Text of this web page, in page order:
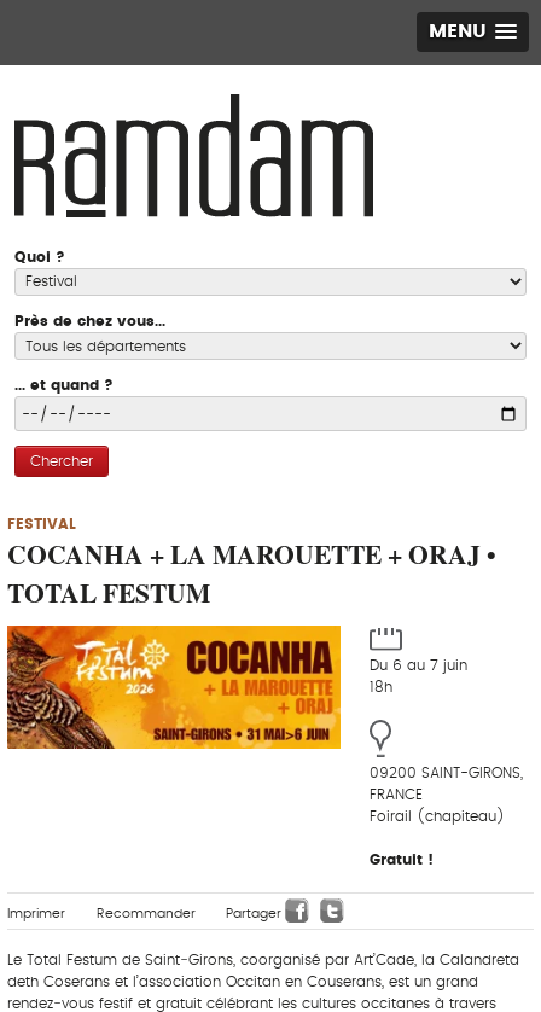
MENU
Quoi ?
Près de chez vous...
... et quand ?
Chercher
FESTIVAL
COCANHA + LA MAROUETTE + ORAJ •
TOTAL FESTUM
Du 6 au 7 juin
18h
09200 SAINT-GIRONS,
FRANCE
Foirail (chapiteau)
Gratuit !
Imprimer Recommander Partager
Le Total Festum de Saint‑Girons, coorganisé par Art’Cade, la Calandreta
deth Coserans et l’association Occitan en Couserans, est un grand
rendez‑vous festif et gratuit célébrant les cultures occitanes à travers